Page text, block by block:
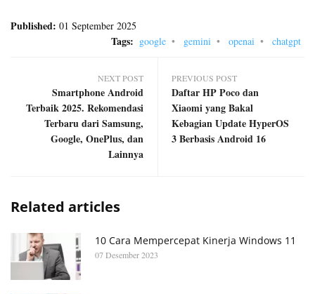
Published: 01 September 2025
Tags: google gemini openai chatgpt
NEXT POST
Smartphone Android
Terbaik 2025. Rekomendasi
Terbaru dari Samsung,
Google, OnePlus, dan
Lainnya
PREVIOUS POST
Daftar HP Poco dan
Xiaomi yang Bakal
Kebagian Update HyperOS
3 Berbasis Android 16
Related articles
10 Cara Mempercepat Kinerja Windows 11
07 Desember 2023